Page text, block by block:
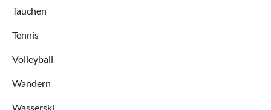
Tauchen
Tennis
Volleyball
Wandern
Wasserski